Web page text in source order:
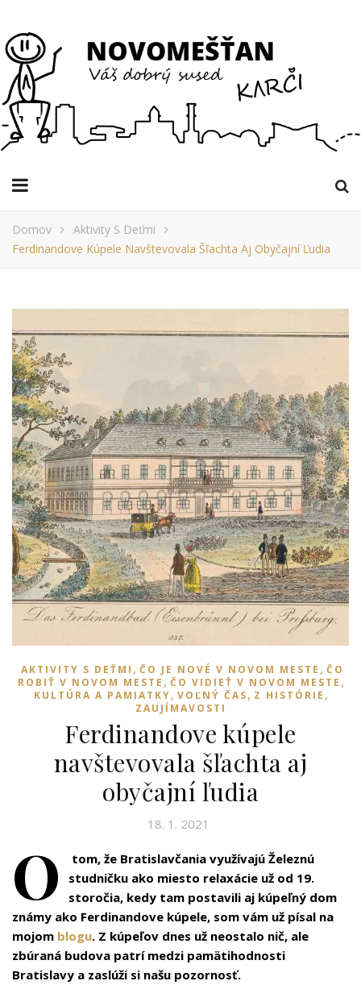
Domov
Aktivity S Deťmi
Ferdinandove Kúpele Navštevovala Šľachta Aj Obyčajní Ľudia
AKTIVITY S DEŤMI , ČO JE NOVÉ V NOVOM MESTE , ČO
ROBIŤ V NOVOM MESTE , ČO VIDIEŤ V NOVOM MESTE ,
KULTÚRA A PAMIATKY, VOĽNÝ ČAS, Z HISTÓRIE ,
ZAUJÍMAVOSTI
Ferdinandove kúpele
navštevovala šľachta aj
obyčajní ľudia
18. 1. 2021
O
tom, že Bratislavčania využívajú Železnú
studničku ako miesto relaxácie už od 19.
storočia, kedy tam postavili aj kúpeľný dom
známy ako Ferdinandove kúpele, som vám už písal na
mojom blogu. Z kúpeľov dnes už neostalo nič, ale
zbúraná budova patrí medzi pamätihodnosti
Bratislavy a zaslúži si našu pozornosť.